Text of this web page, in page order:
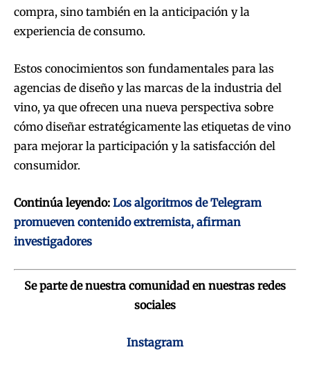
compra, sino también en la anticipación y la
experiencia de consumo.
Estos conocimientos son fundamentales para las
agencias de diseño y las marcas de la industria del
vino, ya que ofrecen una nueva perspectiva sobre
cómo diseñar estratégicamente las etiquetas de vino
para mejorar la participación y la satisfacción del
consumidor.
Continúa leyendo: Los algoritmos de Telegram
promueven contenido extremista, afirman
investigadores
Se parte de nuestra comunidad en nuestras redes
sociales
Instagram